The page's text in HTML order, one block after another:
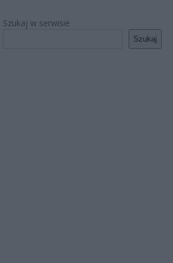
Szukaj w serwisie
Szukaj